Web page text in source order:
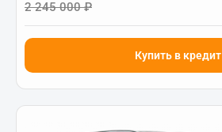
2 245 000 ₽
Купить в кредит